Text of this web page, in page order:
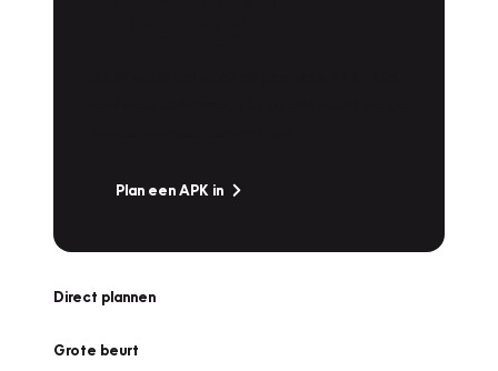
Plan een APK in
Direct plannen
Grote beurt